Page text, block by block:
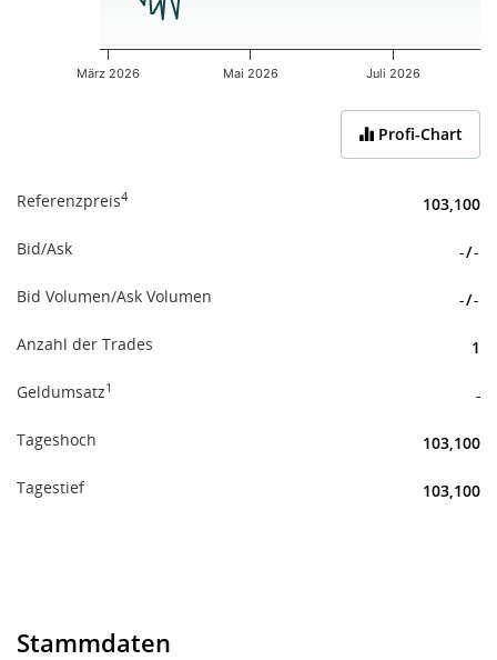
März 2026 Mai 2026 Juli 2026
Profi-Chart
Referenzpreis4 103,100
Bid/Ask -/-
Bid Volumen/Ask Volumen -/-
Anzahl der Trades 1
Geldumsatz1 -
Tageshoch 103,100
Tagestief 103,100
Stammdaten